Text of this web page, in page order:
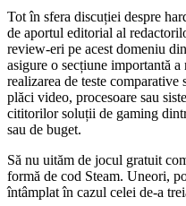
Tot în sfera discuției despre
de aportul editorial al
review-eri pe acest domeniu
asigure o secțiune importantă a
realizarea de teste
plăci video, procesoare sau
cititorilor soluții de gaming
sau de buget.
Să nu uităm de jocul gratuit
formă de cod Steam. Uneori,
întâmplat în cazul celei de-a